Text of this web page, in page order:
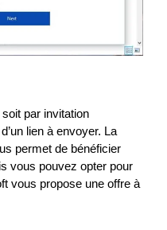
par invitation
lien à envoyer. La
permet de bénéficier
vous pouvez opter pour
vous propose une offre à